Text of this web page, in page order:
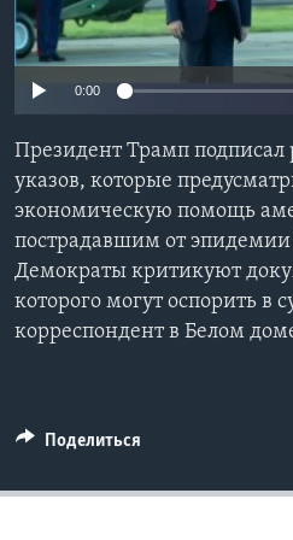
Learning English
Языки
0:00
Президент Трамп подписал
указов, которые
экономическую помощь
пострадавшим от эпидемии
Демократы критикуют
которого могут оспорить в
корреспондент в Белом
Поделиться